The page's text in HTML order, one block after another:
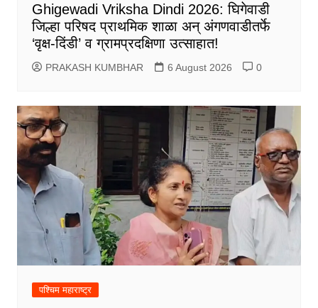
Ghigewadi Vriksha Dindi 2026: घिगेवाडी
जिल्हा परिषद प्राथमिक शाळा अन् अंगणवाडीतर्फे
‘वृक्ष-दिंडी’ व ग्रामप्रदक्षिणा उत्साहात!
PRAKASH KUMBHAR 6 August 2026 0
पश्चिम महाराष्ट्र